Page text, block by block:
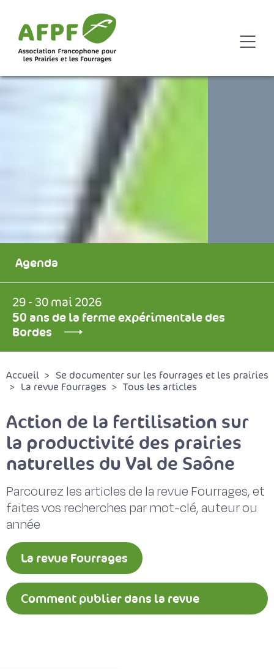
Agenda
29 - 30 mai 2026
50 ans de la ferme expérimentale des
Bordes
Accueil
Se documenter sur les fourrages et les prairies
La revue Fourrages
Tous les articles
Action de la fertilisation sur
la productivité des prairies
naturelles du Val de Saône
Parcourez les articles de la revue Fourrages, et
faites vos recherches par mot-clé, auteur ou
année
La revue Fourrages
Comment publier dans la revue